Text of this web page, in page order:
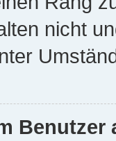
nicht